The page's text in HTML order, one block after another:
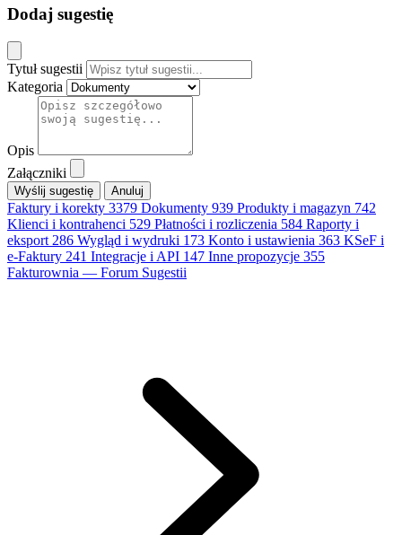
Dodaj sugestię
Tytuł sugestii
Kategoria
Opis
Załączniki
Anuluj
Faktury i korekty 3379 Dokumenty 939 Produkty i magazyn 742
Klienci i kontrahenci 529 Płatności i rozliczenia 584 Raporty i
eksport 286 Wygląd i wydruki 173 Konto i ustawienia 363 KSeF i
e-Faktury 241 Integracje i API 147 Inne propozycje 355
Fakturownia — Forum Sugestii